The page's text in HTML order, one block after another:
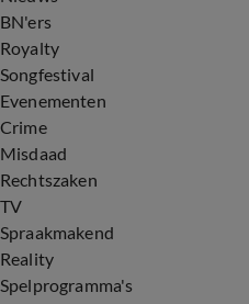
BN'ers
Royalty
Songfestival
Evenementen
Crime
Misdaad
Rechtszaken
TV
Spraakmakend
Reality
Spelprogramma's